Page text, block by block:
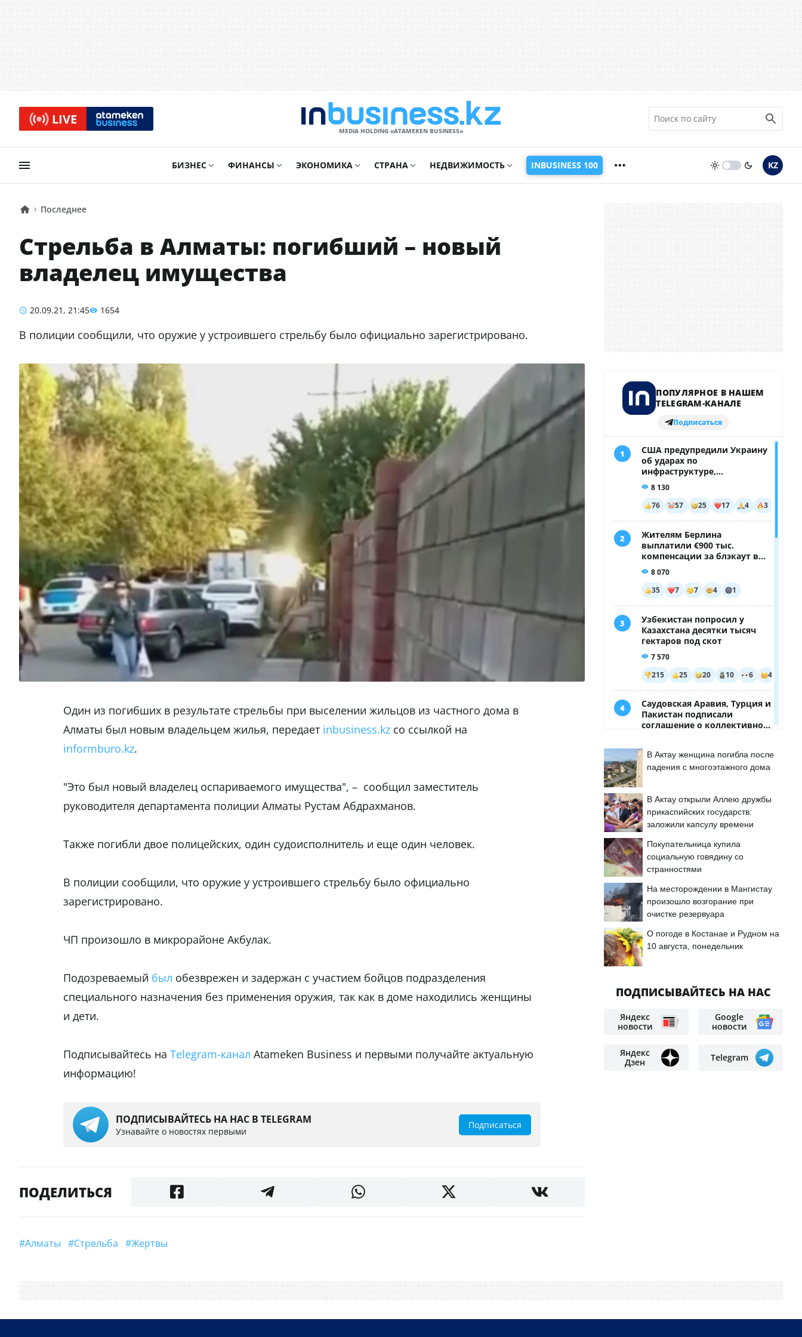
LIVE
MEDIA HOLDING «ATAMEKЕN BUSINESS»
БИЗНЕС ФИНАНСЫ ЭКОНОМИКА СТРАНА НЕДВИЖИМОСТЬ INBUSINESS 100 KZ
Последнее
Стрельба в Алматы: погибший – новый
владелец имущества
20.09.21, 21:45 1654
В полиции сообщили, что оружие у устроившего стрельбу было официально зарегистрировано.
Один из погибших в результате стрельбы при выселении жильцов из частного дома в
Алматы был новым владельцем жилья, передает inbusiness.kz со ссылкой на
informburo.kz.
"Это был новый владелец оспариваемого имущества", – сообщил заместитель
руководителя департамента полиции Алматы Рустам Абдрахманов.
Также погибли двое полицейских, один судоисполнитель и еще один человек.
В полиции сообщили, что оружие у устроившего стрельбу было официально
зарегистрировано.
ЧП произошло в микрорайоне Акбулак.
Подозреваемый был обезврежен и задержан с участием бойцов подразделения
специального назначения без применения оружия, так как в доме находились женщины
и дети.
Подписывайтесь на Telegram-канал Atameken Business и первыми получайте актуальную
информацию!
ПОДПИСЫВАЙТЕСЬ НА НАС В TELEGRAM
Узнавайте о новостях первыми
Подписаться
ПОДЕЛИТЬСЯ
#Алматы #стрельба #жертвы
В Актау женщина погибла после
падения с многоэтажного дома
В Актау открыли Аллею дружбы
прикаспийских государств:
заложили капсулу времени
Покупательница купила
социальную говядину со
странностями
На месторождении в Мангистау
произошло возгорание при
очистке резервуара
О погоде в Костанае и Рудном на
10 августа, понедельник
ПОДПИСЫВАЙТЕСЬ НА НАС
Яндекс
новости
Google
новости
Яндекс
Дзен
Telegram